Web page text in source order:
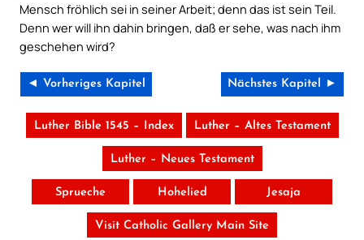
Mensch fröhlich sei in seiner Arbeit; denn das ist sein Teil.
Denn wer will ihn dahin bringen, daß er sehe, was nach ihm
geschehen wird?
◄ Vorheriges Kapitel Nächstes Kapitel ►
Luther Bible 1545 – Index Luther – Altes Testament
Luther – Neues Testament
Sprueche Hohelied Jesaja
Visit Catholic Gallery Main Site